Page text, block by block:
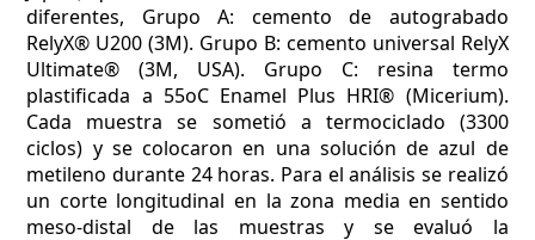
diferentes, Grupo A: cemento de autograbado
RelyX® U200 (3M). Grupo B: cemento universal RelyX
Ultimate® (3M, USA). Grupo C: resina termo
plastificada a 55oC Enamel Plus HRI® (Micerium).
Cada muestra se sometió a termociclado (3300
ciclos) y se colocaron en una solución de azul de
metileno durante 24 horas. Para el análisis se realizó
un corte longitudinal en la zona media en sentido
meso-distal de las muestras y se evaluó la